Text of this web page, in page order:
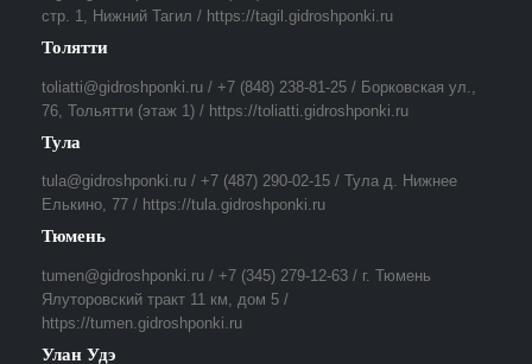
стр. 1, Нижний Тагил / https://tagil.gidroshponki.ru
Толятти
toliatti@gidroshponki.ru / +7 (848) 238-81-25 / Борковская ул.,
76, Тольятти (этаж 1) / https://toliatti.gidroshponki.ru
Тула
tula@gidroshponki.ru / +7 (487) 290-02-15 / Тула д. Нижнее
Елькино, 77 / https://tula.gidroshponki.ru
Тюмень
tumen@gidroshponki.ru / +7 (345) 279-12-63 / г. Тюмень
Ялуторовский тракт 11 км, дом 5 /
https://tumen.gidroshponki.ru
Улан Удэ